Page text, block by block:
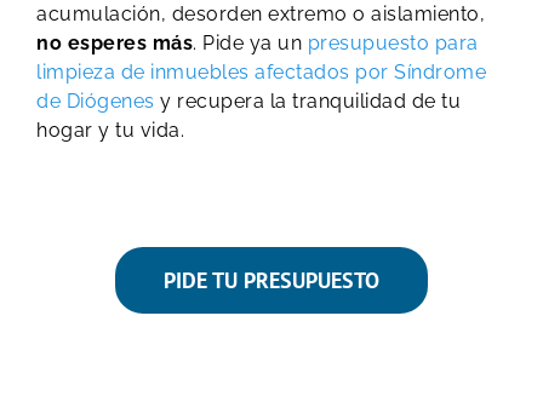
acumulación, desorden extremo o aislamiento,
no esperes más. Pide ya un presupuesto para
limpieza de inmuebles afectados por Síndrome
de Diógenes y recupera la tranquilidad de tu
hogar y tu vida.
PIDE TU PRESUPUESTO